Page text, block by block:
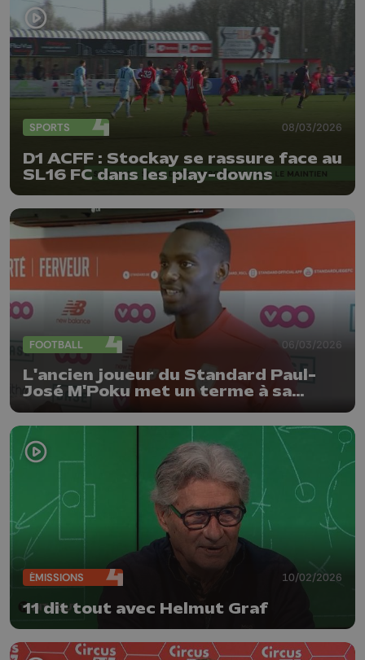
SPORTS 08/03/2026
D1 ACFF : Stockay se rassure face au
SL16 FC dans les play-downs
FOOTBALL 06/03/2026
L'ancien joueur du Standard Paul-
José M'Poku met un terme à sa
ÉMISSIONS 10/02/2026
11 dit tout avec Helmut Graf